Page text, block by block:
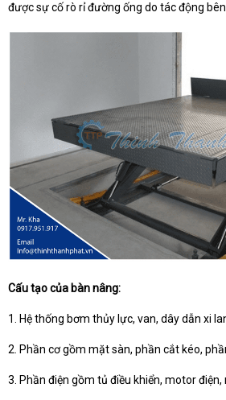
được sự cố rò rỉ đường ống do tác động bên
Cấu tạo của bàn nâng:
1. Hệ thống bơm thủy lực, van, dây dẫn xi
2. Phần cơ gồm mặt sàn, phần cắt kéo,
3. Phần điện gồm tủ điều khiển, motor điện,